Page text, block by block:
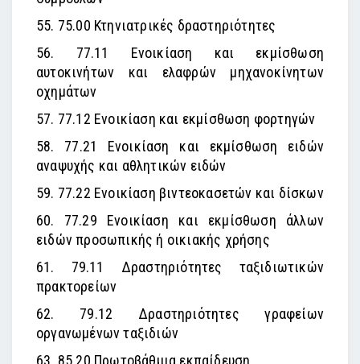
55. 75.00 Κτηνιατρικές δραστηριότητες
56. 77.11 Ενοικίαση και εκμίσθωση
αυτοκινήτων και ελαφρών μηχανοκίνητων
οχημάτων
57. 77.12 Ενοικίαση και εκμίσθωση φορτηγών
58. 77.21 Ενοικίαση και εκμίσθωση ειδών
αναψυχής και αθλητικών ειδών
59. 77.22 Ενοικίαση βιντεοκασετών και δίσκων
60. 77.29 Ενοικίαση και εκμίσθωση άλλων
ειδών προσωπικής ή οικιακής χρήσης
61. 79.11 Δραστηριότητες ταξιδιωτικών
πρακτορείων
62. 79.12 Δραστηριότητες γραφείων
οργανωμένων ταξιδιών